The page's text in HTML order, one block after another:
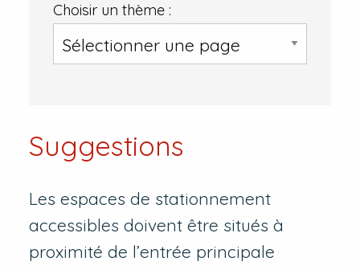
Suggestions
Les espaces de stationnement
accessibles doivent être situés à
proximité de l’entrée principale
Choisir un thème :